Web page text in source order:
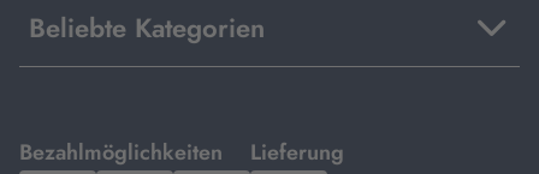
Beliebte Kategorien
Bezahlmöglichkeiten
mit
Lieferung
mit